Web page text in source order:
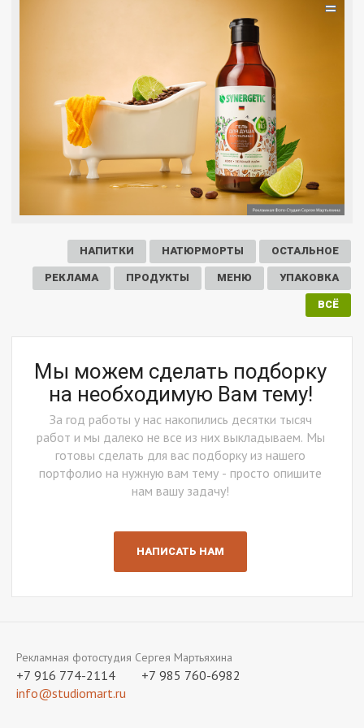
=
ОСТАЛЬНОЕ
НАТЮРМОРТЫ
НАПИТКИ
УПАКОВКА
МЕНЮ
ПРОДУКТЫ
РЕКЛАМА
ВСЁ
Мы можем сделать подборку
на необходимую Вам тему!
За год работы у нас накопились десятки тысяч
работ и мы далеко не все из них выкладываем. Мы
готовы сделать для вас подборку из нашего
портфолио на нужную вам тему - просто опишите
нам вашу задачу!
НАПИСАТЬ НАМ
Рекламная фотостудия Сергея Мартьяхина
+7 916 774-2114
+7 985 760-6982
info@studiomart.ru